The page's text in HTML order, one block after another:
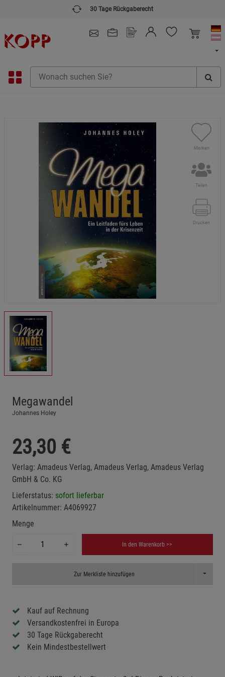
30 Tage Rückgaberecht
Merken
Teilen
Drucken
Megawandel
Johannes Holey
23,30 €
Verlag: Amadeus Verlag, Amadeus Verlag, Amadeus Verlag
GmbH & Co. KG
Lieferstatus: sofort lieferbar
Artikelnummer: A4069927
Menge
In den Warenkorb >>
Zur Merkliste hinzufügen Toggle
Kauf auf Rechnung
Versandkostenfrei in Europa
30 Tage Rückgaberecht
Kein Mindestbestellwert